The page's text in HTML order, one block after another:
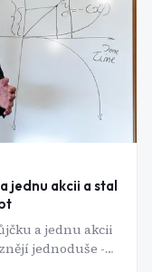
jednu akcii a stal
a jednu akcii
jednoduše -